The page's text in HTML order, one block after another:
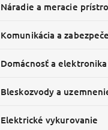
Náradie a meracie
Komunikácia a
Domácnosť a elektronika
Bleskozvody a
Elektrické vykurovanie